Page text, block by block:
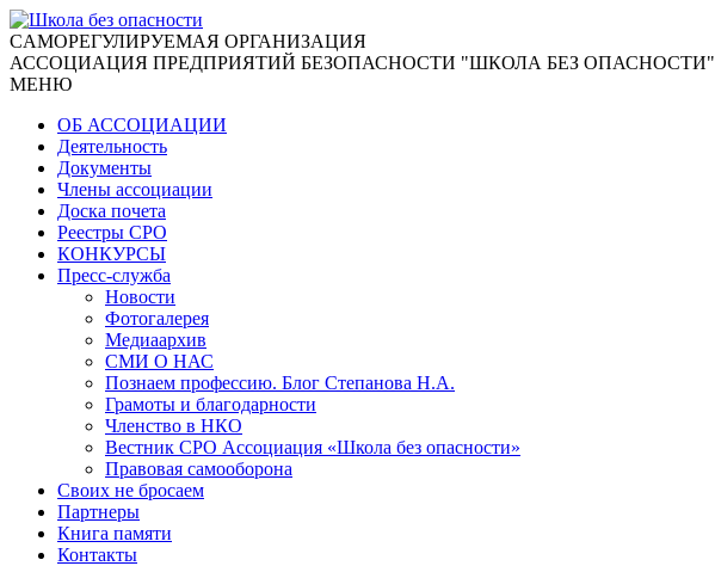
CАМОРЕГУЛИРУЕМАЯ ОРГАНИЗАЦИЯ
АССОЦИАЦИЯ ПРЕДПРИЯТИЙ БЕЗОПАСНОСТИ "ШКОЛА БЕЗ ОПАСНОСТИ"
МЕНЮ
ОБ АССОЦИАЦИИ
Деятельность
Документы
Члены ассоциации
Доска почета
Реестры СРО
КОНКУРСЫ
Пресс-служба
Новости
Фотогалерея
Медиаархив
СМИ О НАС
Познаем профессию. Блог Степанова Н.А.
Грамоты и благодарности
Членство в НКО
Вестник СРО Ассоциация «Школа без опасности»
Правовая самооборона
Своих не бросаем
Партнеры
Книга памяти
Контакты